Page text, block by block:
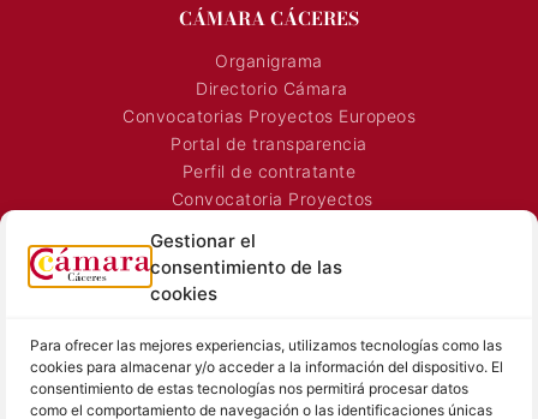
Gestionar el
consentimiento de las
cookies
Para ofrecer las mejores experiencias, utilizamos tecnologías como las
cookies para almacenar y/o acceder a la información del dispositivo. El
consentimiento de estas tecnologías nos permitirá procesar datos
como el comportamiento de navegación o las identificaciones únicas
CÁMARA CÁCERES
Organigrama
Directorio Cámara
Convocatorias Proyectos Europeos
Portal de transparencia
Perfil de contratante
Convocatoria Proyectos
Señalización Comercial
Contacto
SALA DE PRENSA
Noticias Cámara
TEXTOS LEGALES
Aviso Legal